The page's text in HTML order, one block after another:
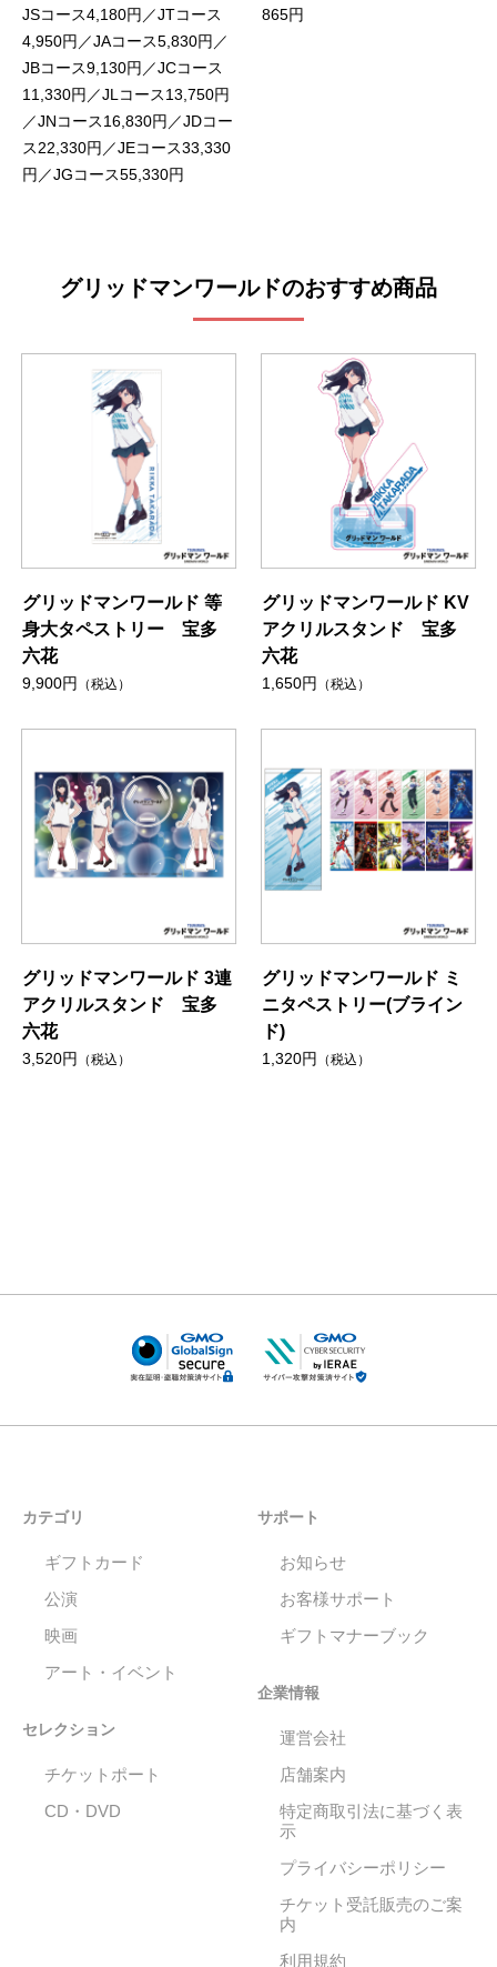
JSコース4,180円／JTコース
4,950円／JAコース5,830円／
JBコース9,130円／JCコース
11,330円／JLコース13,750円
／JNコース16,830円／JDコー
ス22,330円／JEコース33,330
円／JGコース55,330円
865円
グリッドマンワールドのおすすめ商品
グリッドマンワールド 等
身大タペストリー 宝多
六花
9,900円 （税込）
グリッドマンワールド KV
アクリルスタンド 宝多
六花
1,650円 （税込）
グリッドマンワールド 3連
アクリルスタンド 宝多
六花
3,520円 （税込）
グリッドマンワールド ミ
ニタペストリー(ブライン
ド)
1,320円 （税込）
カテゴリ
ギフトカード
公演
映画
アート・イベント
セレクション
チケットポート
CD・DVD
サポート
お知らせ
お客様サポート
ギフトマナーブック
企業情報
運営会社
店舗案内
特定商取引法に基づく表
示
プライバシーポリシー
チケット受託販売のご案
内
利用規約